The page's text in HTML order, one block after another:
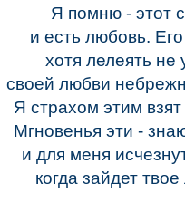
Я помню - этот
и есть любовь.
хотя лелеять не
своей любви
Я страхом этим взят
Мгновенья эти -
и для меня
когда зайдет